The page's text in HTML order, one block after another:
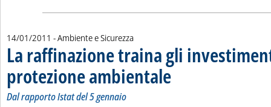
14/01/2011 - Ambiente e Sicurezza
La raffinazione traina gli
protezione ambientale. Sottotitolo: Dal rapporto Istat del
. Pubblicata venerdì 14 gennaio
Dal rapporto Istat del 5 gennaio